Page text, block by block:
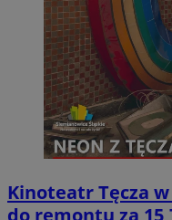
Kinoteatr Tęcza
do remontu za